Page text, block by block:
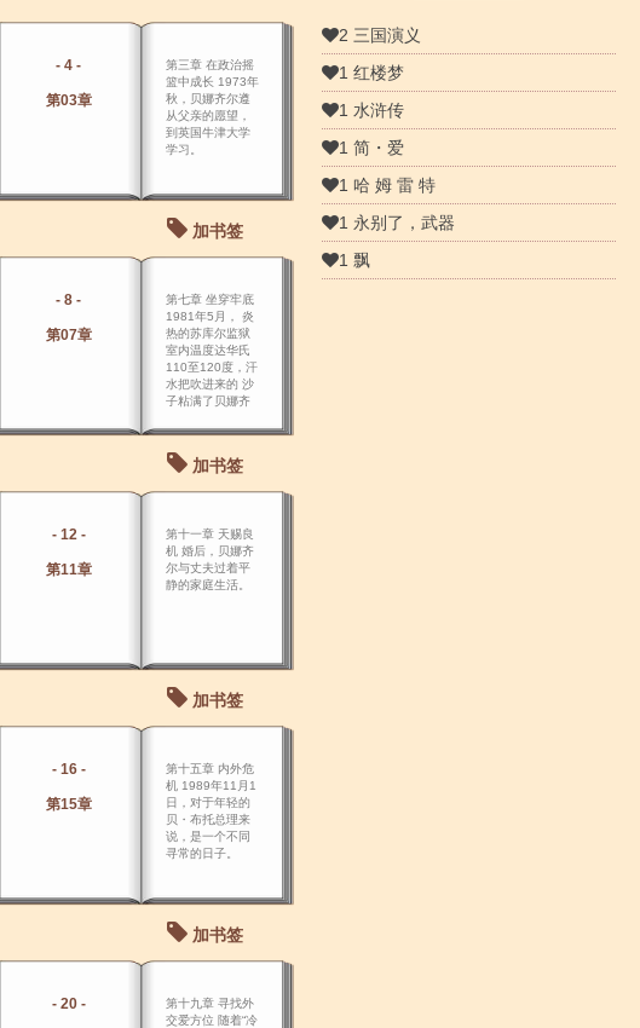
- 4 -
第03章
第三章 在政治摇
篮中成长 1973年
秋，贝娜齐尔遵
从父亲的愿望，
到英国牛津大学
学习。
加书签
- 8 -
第07章
第七章 坐穿牢底
1981年5月， 炎
热的苏库尔监狱
室内温度达华氏
110至120度，汗
水把吹进来的 沙
子粘满了贝娜齐
加书签
- 12 -
第11章
第十一章 天赐良
机 婚后，贝娜齐
尔与丈夫过着平
静的家庭生活。
加书签
- 16 -
第15章
第十五章 内外危
机 1989年11月1
日，对于年轻的
贝・布托总理来
说，是一个不同
寻常的日子。
加书签
- 20 -
第十九章 寻找外
交爱方位 随着“冷
2 三国演义
1 红楼梦
1 水浒传
1 简・爱
1 哈 姆 雷 特
1 永别了，武器
1 飘